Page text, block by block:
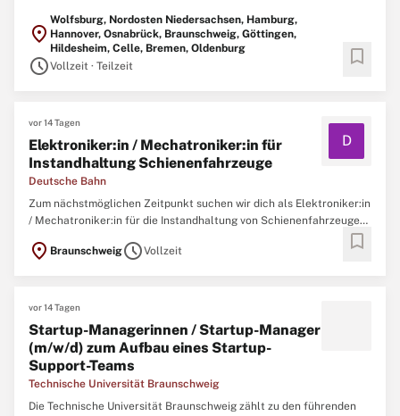
versichert. Wir beraten unsere Mitgliedsbetriebe bei
Arbeitssicherheit und Gesundheitsschutz und sorgen nach
Arbeitsunfällen ...
location_on
Wolfsburg, Nordosten Niedersachsen, Hamburg,
Hannover, Osnabrück, Braunschweig, Göttingen,
Hildesheim, Celle, Bremen, Oldenburg
scheduleVollzeit · Teilzeit bookmark
vor 14 Tagen
Elektroniker:in / Mechatroniker:in für
Instandhaltung Schienenfahrzeuge
Deutsche Bahn
D
Zum nächstmöglichen Zeitpunkt suchen wir dich als Elektroniker:in
/ Mechatroniker:in für die Instandhaltung von Schienenfahrzeugen
Jahresbruttogehalt* für die Position Elektroniker:in /
location_on BraunschweigscheduleVollzeit bookmark
vor 14 Tagen
Startup-Managerinnen / Startup-Manager
(m/w/d) zum Aufbau eines Startup-
Support-Teams
Technische Universität Braunschweig
Die Technische Universität Braunschweig zählt zu den führenden